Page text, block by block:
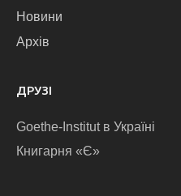
Новини
Архів
ДРУЗІ
Goethe-Institut в Україні
Книгарня «Є»